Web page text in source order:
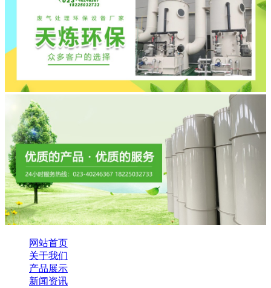
网站首页
关于我们
产品展示
新闻资讯